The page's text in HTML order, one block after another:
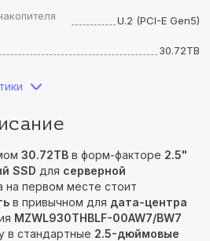
U.2 (PCI-E Gen5)
30.72TB
30.72TB в форм-факторе 2.5"
SSD для серверной
на первом месте стоит
в привычном для дата-центра
MZWL930THBLF-00AW7/BW7
в стандартные 2.5-дюймовые